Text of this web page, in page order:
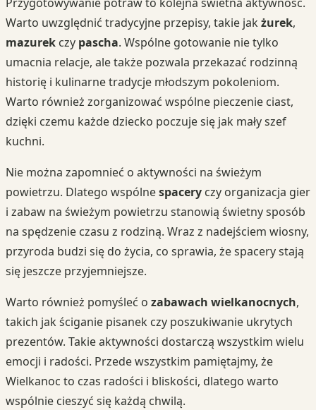
Przygotowywanie potraw to kolejna świetna aktywność.
Warto uwzględnić tradycyjne przepisy, takie jak żurek,
mazurek czy pascha. Wspólne gotowanie nie tylko
umacnia relacje, ale także pozwala przekazać rodzinną
historię i kulinarne tradycje młodszym pokoleniom.
Warto również zorganizować wspólne pieczenie ciast,
dzięki czemu każde dziecko poczuje się jak mały szef
kuchni.
Nie można zapomnieć o aktywności na świeżym
powietrzu. Dlatego wspólnespacery czy organizacja gier
i zabaw na świeżym powietrzu stanowią świetny sposób
na spędzenie czasu z rodziną. Wraz z nadejściem wiosny,
przyroda budzi się do życia, co sprawia, że spacery stają
się jeszcze przyjemniejsze.
Warto również pomyśleć o zabawach wielkanocnych,
takich jak ściganie pisanek czy poszukiwanie ukrytych
prezentów. Takie aktywności dostarczą wszystkim wielu
emocji i radości. Przede wszystkim pamiętajmy, że
Wielkanoc to czas radości i bliskości, dlatego warto
wspólnie cieszyć się każdą chwilą.